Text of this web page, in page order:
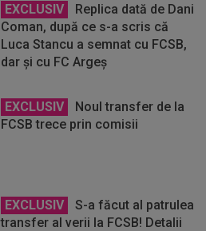
EXCLUSIV
Replica dată de Dani
Coman, după ce s-a scris că
Luca Stancu a semnat cu FCSB,
dar și cu FC Argeș
EXCLUSIV
Noul transfer de la
FCSB trece prin comisii
EXCLUSIV
S-a făcut al patrulea
transfer al verii la FCSB! Detalii